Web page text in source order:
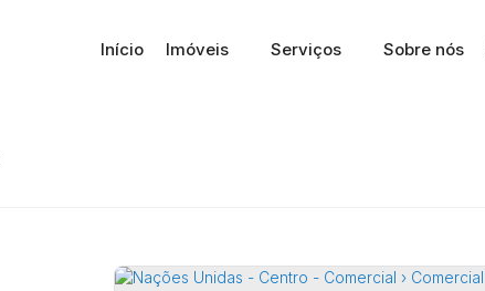
Sobre nós
Serviços
Imóveis
Início